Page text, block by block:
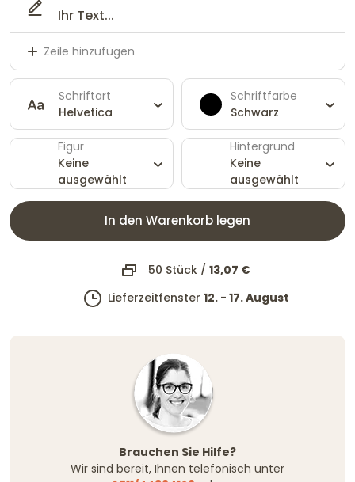
Zeile hinzufügen
Schriftart
Helvetica
Schriftfarbe
Schwarz
Figur
Keine
ausgewählt
Hintergrund
Keine
ausgewählt
In den Warenkorb legen
50 Stück / 13,07 €
Lieferzeitfenster 12. - 17. August
Brauchen Sie Hilfe?
Wir sind bereit, Ihnen telefonisch unter